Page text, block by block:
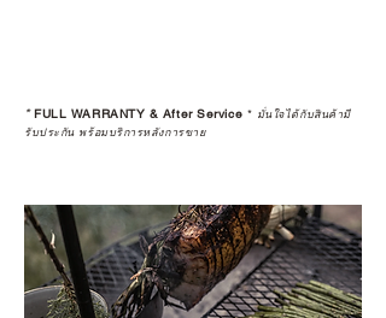
*FULL WARRANTY & After Service * มั่นใจได้กับสินค้ามี
รับประกัน พร้อมบริการหลังการขาย